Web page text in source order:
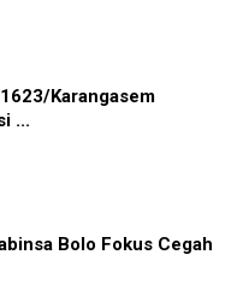
Karangasem
...
Bolo Fokus Cegah